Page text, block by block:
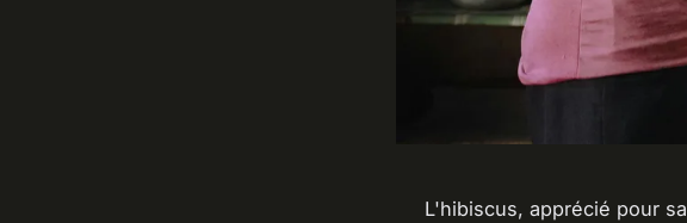
L'hibiscus, apprécié pour